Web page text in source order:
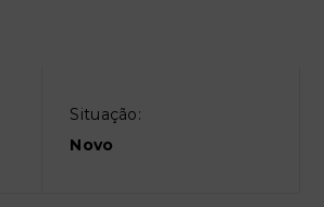
Situação:
Novo